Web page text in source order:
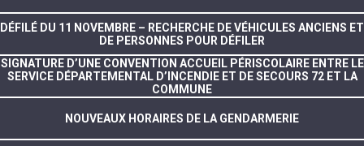
DÉFILÉ DU 11 NOVEMBRE – RECHERCHE DE VÉHICULES ANCIENS ET
DE PERSONNES POUR DÉFILER
SIGNATURE D’UNE CONVENTION ACCUEIL PÉRISCOLAIRE ENTRE LE
SERVICE DÉPARTEMENTAL D’INCENDIE ET DE SECOURS 72 ET LA
COMMUNE
NOUVEAUX HORAIRES DE LA GENDARMERIE